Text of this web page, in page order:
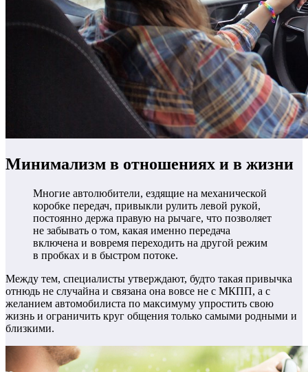
Минимализм в отношениях и в жизни
Многие автолюбители, ездящие на механической
коробке передач, привыкли рулить левой рукой,
постоянно держа правую на рычаге, что позволяет
не забывать о том, какая именно передача
включена и вовремя переходить на другой режим
в пробках и в быстром потоке.
Между тем, специалисты утверждают, будто такая привычка
отнюдь не случайна и связана она вовсе не с МКПП, а с
желанием автомобилиста по максимуму упростить свою
жизнь и ограничить круг общения только самыми родными и
близкими.